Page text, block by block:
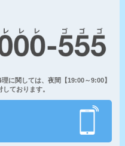
に関しては、夜間【19:00～9:00】
ております。